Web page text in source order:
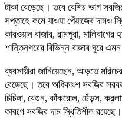
টাকা বেড়েছে। তবে বেশির ভাগ
সপ্তাহে কমে যাওয়া পেঁয়াজের দামও
কারওয়ান বাজার, রামপুরা, মালিবাগের
শান্তিনগরের বিভিন্ন বাজার ঘুরে
ব্যবসায়ীরা জানিয়েছেন, আড়তে
বেড়েছে। তবে অধিকাংশ সবজির
চিচিঙ্গা, বেগুন, কাঁকরোল, ঢেঁড়স,
কারণে সবজির দাম স্থিতিশীল রয়েছে।